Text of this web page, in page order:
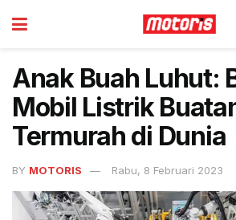
Anak Buah Luhut:
Mobil Listrik
Termurah di Dunia
BY MOTORIS Rabu, 8 Februari 2023